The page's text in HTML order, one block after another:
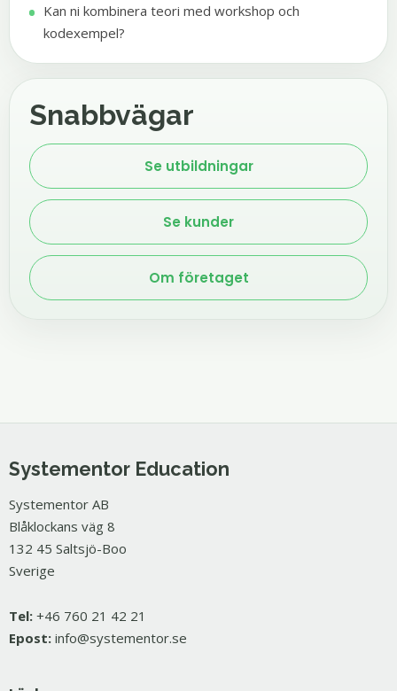
Kan ni kombinera teori med workshop och
kodexempel?
Snabbvägar
Se utbildningar
Se kunder
Om företaget
Systementor Education
Systementor AB
Blåklockans väg 8
132 45 Saltsjö-Boo
Sverige
Tel: +46 760 21 42 21
Epost: info@systementor.se